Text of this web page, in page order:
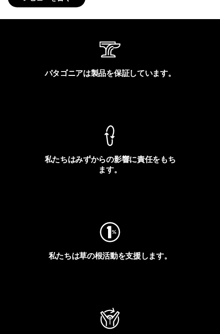
パタゴニアは製品を保証しています。
私たちはみずからの影響に責任をもち
ます。
私たちは草の根活動を支援します。